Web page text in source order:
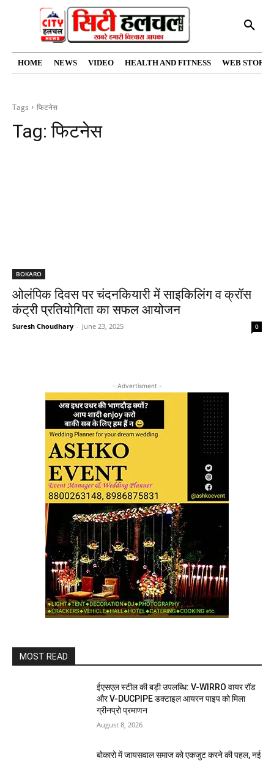
HOME NEWS VIDEO HEALTH AND FITNESS WEB
Tags फिटनेस
Tag:फिटनेस
BOKARO
ओलंपिक दिवस पर चंदनकियारी में साइकिलिंग व क्रॉस
कंट्री प्रतियोगिता का सफल आयोजन
Suresh Choudhary - June 23, 2025 0
- Advertisment -
MOST READ
ईएसएल स्टील की बड़ी उपलब्धि: V-WIRRO वायर रॉड
और V-DUCPIPE डक्टाइल आयरन पाइप को मिला
ग्रीनप्रो प्रमाणन
August 8, 2026
बोकारो में जायसवाल समाज को एकजुट करने की पहल, नई